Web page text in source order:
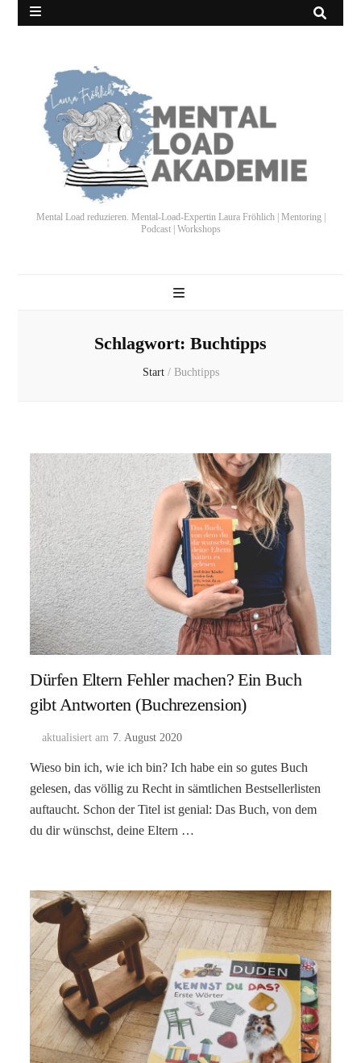
Mental Load reduzieren. Mental-Load-Expertin Laura Fröhlich | Mentoring |
Podcast | Workshops
Schlagwort: Buchtipps
Start / Buchtipps
Dürfen Eltern Fehler machen? Ein Buch
gibt Antworten (Buchrezension)
aktualisiert am 7. August 2020
Wieso bin ich, wie ich bin? Ich habe ein so gutes Buch
gelesen, das völlig zu Recht in sämtlichen Bestsellerlisten
auftaucht. Schon der Titel ist genial: Das Buch, von dem
du dir wünschst, deine Eltern …